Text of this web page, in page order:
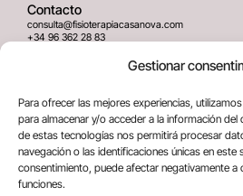
Gestionar
Para ofrecer las mejores experiencias,
para almacenar y/o acceder a la información
de estas tecnologías nos permitirá procesar
navegación o las identificaciones únicas en
consentimiento, puede afectar negativamente a
funciones.
Contacto
consulta@fisioterapiacasanova.com
+34 96 362 28 83
Dirección
C/ Greses Nº12 (Bajo) 46020
Valencia, España
Términos legales